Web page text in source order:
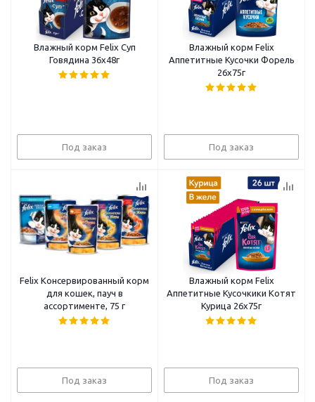
Влажный корм Felix Суп
Говядина 36x48г
Под заказ
Влажный корм Felix
Аппетитные Кусочки Форель
26x75г
Под заказ
Felix Консервированный корм
для кошек, пауч в
ассортименте, 75 г
Под заказ
Влажный корм Felix
Аппетитные Кусочкики Котят
Курица 26x75г
Под заказ